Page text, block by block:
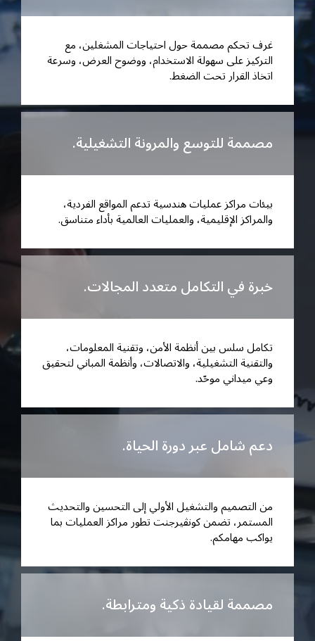
غرف تحكم مصممة حول احتياجات المشغلين، مع
التركيز على سهولة الاستخدام، ووضوح العرض، وسرعة
اتخاذ القرار تحت الضغط.
مصممة للتوسع والمرونة التشغيلية.
بيئات مراكز عمليات هندسية تدعم المواقع الفردية،
والمراكز الإقليمية، والعمليات العالمية بأداء متناسق.
خبرة في التكامل متعدد المجالات.
تكامل سلس بين أنظمة الأمن، وتقنية المعلومات،
والتقنية التشغيلية، والاتصالات، وأنظمة المباني لتحقيق
وعي ميداني موحّد.
دعم شامل عبر دورة الحياة.
من التصميم والتشغيل الأولي إلى التحسين والتحديث
المستمر، تضمن كونڤيرجنت تطور مراكز العمليات بما
يواكب مهامكم.
مصممة لقيادة ذكية ومترابطة.